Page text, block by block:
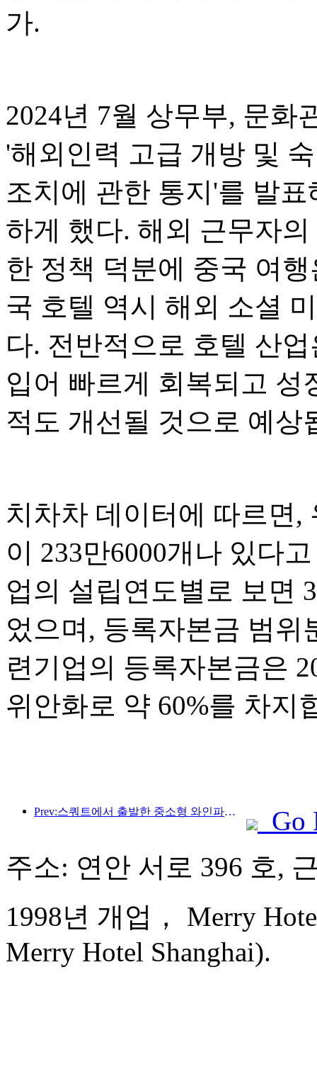
가.
2024년 7월 상무부, 문화
'해외인력 고급 개방 및
조치에 관한 통지'를 발
하게 했다. 해외 근무자
한 정책 덕분에 중국 여
국 호텔 역시 해외 소셜
다. 전반적으로 호텔 산
입어 빠르게 회복되고 성
적도 개선될 것으로 예상
치차차 데이터에 따르면,
이 233만6000개나 있다
업의 설립연도별로 보면
었으며, 등록자본금 범
련기업의 등록자본금은
위안화로 약 60%를 차지
Prev:스쿼트에서 출발한 중소형 와인파이프가 에너지를 축적하는 새로운 여정을 시작합니다
Go
주소: 연안 서로 396 호,
1998년 개업， Merry
Merry Hotel Shanghai).